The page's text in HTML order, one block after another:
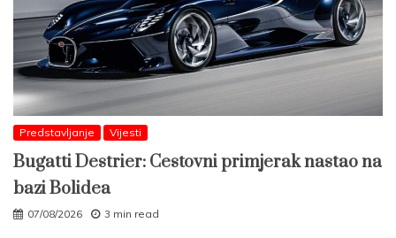
Predstavljanje Vijesti
Bugatti Destrier: Cestovni primjerak nastao na
bazi Bolidea
07/08/2026 3 min read